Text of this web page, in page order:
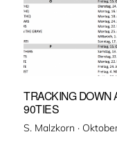
TRACKING DOWN
90TIES
S. Malzkorn ·